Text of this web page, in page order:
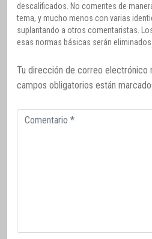
descalificados. No comentes de
tema, y mucho menos con varias
suplantando a otros comentaristas.
esas normas básicas serán eliminados.
Tu dirección de correo electrónico
campos obligatorios están
Comentario